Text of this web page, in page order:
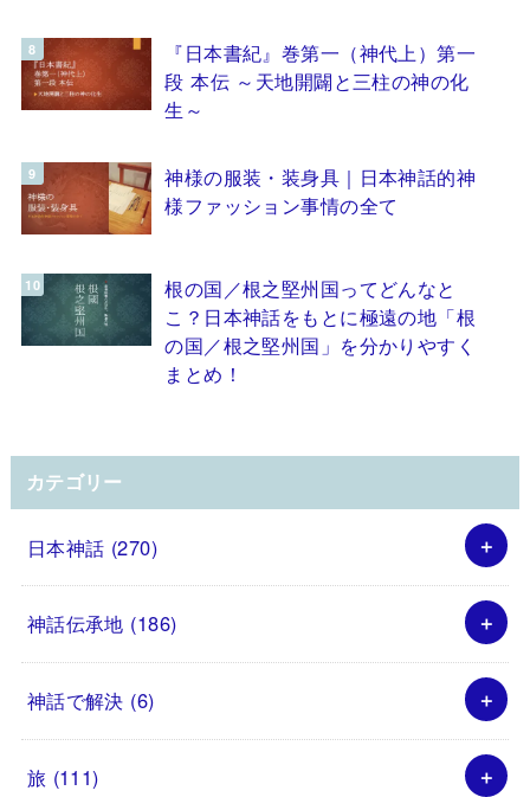
『日本書紀』巻第一（神代上）第一
段 本伝 ～天地開闢と三柱の神の化
生～
神様の服装・装身具｜日本神話的神
様ファッション事情の全て
根の国／根之堅州国ってどんなと
こ？日本神話をもとに極遠の地「根
の国／根之堅州国」を分かりやすく
まとめ！
カテゴリー
日本神話 (270)
神話伝承地 (186)
神話で解決 (6)
旅 (111)